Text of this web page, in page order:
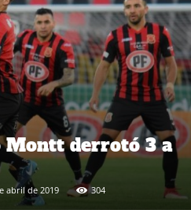
Montt derrotó 3 a
abril de 2019 304